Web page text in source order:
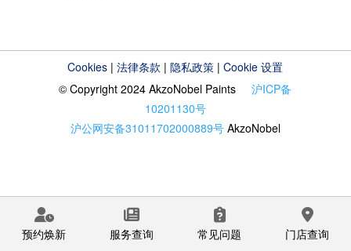
Cookies |法律条款 |隐私政策 |Cookie 设置
© Copyright 2024 AkzoNobel Paints沪ICP备
10201130号
沪公网安备31011702000889号 AkzoNobel
预约焕新 服务查询 常见问题 门店查询